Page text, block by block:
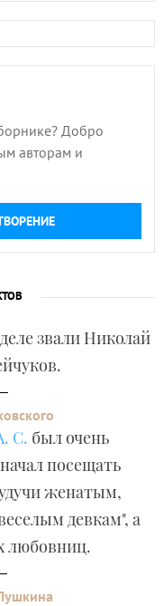
Добро
авторам и
звали Николай
С. был очень
посещать
женатым,
девкам", а
любовниц.